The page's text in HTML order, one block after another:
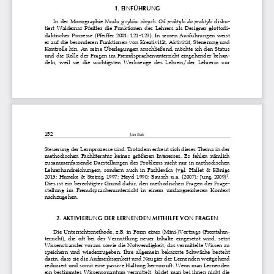
1. EINFÜHRUNG
In  der  Monographie Nauka języków obcych. Od praktyki do praktyki
  disku-
tiert  Waldemar  Pfeiffer  die  Funktionen  des  Lehrers als  Designer  glottodi-
daktischer  Prozesse  (Pfeiffer  2001:  121–123).  In  seinen  Ausführungen  weist
er auf die besonderen Funktionen von Kreativität, Aktivität, Steuerung und
Kontrolle  hin.  An  seine  Überlegungen  anschließend, möchte  ich  den  Status
und  die  Rolle  der  Fragen  im  Fremdsprachenunterricht
  eingehender  behan-
deln,  weil  sie  die  wichtigsten  Werkzeuge  des  Lehrers/der  Lehrerin  zur
152 Jan Iluk
Steuerung der Lernprozesse sind. Trotzdem erfreut sich dieses Thema in der
methodischen  Fachliteratur  keines  größeren  Interesses.  Es  fehlen  nämlich
zusammenfassende  Darstellungen  des  Problems  nicht  nur  in  methodischen
Lehrerhandreichungen,  sondern  auch  in  Fachlexika  (vgl.  Hallet  &  Königs
2013;  Huneke  &  Steinig  1997;  Heyd  1990;  Bausch  u.a.
  (2007);  Jung  2009)
1
Dies  ist  ein berechtigter Grund dafür,  den  methodischen Fragen  der  Frage-
stellung  im  Fremdsprachenunterricht  in  einem  umfangreicheren  Kontext
nachzugehen.
2. AKTIVIERUNG DER LERNENDEN MITHILFE VON FRAGEN
Die  Unterrichtsmethode,  z.B.  in  Form  eines  (Mini-)Vortrags  (Frontalun-
terricht),  die  oft  bei  der  Vermittlung  neuer  Inhalte  eingesetzt  wird,  setzt
Wissenstransfer voraus sowie die Notwendigkeit, das vermittelte Wissen zu
speichern  und  wiederzugeben.  Ihre  allgemein  bekannte  Schwäche  besteht
darin, dass sie die Aufmerksamkeit und Neugier der Lernenden weitgehend
reduziert und somit eine passive Haltung hervorruft. Wenn man Lernenden
ein  bestimmtes  Wissensquantum  vermittelt,  bildet  man  bei  ihnen  nicht  die